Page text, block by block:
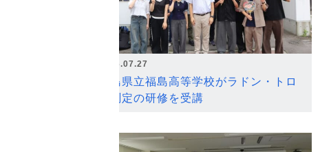
2026.07.27
福島県立福島高等学校がラドン・トロ
ン測定の研修を受講